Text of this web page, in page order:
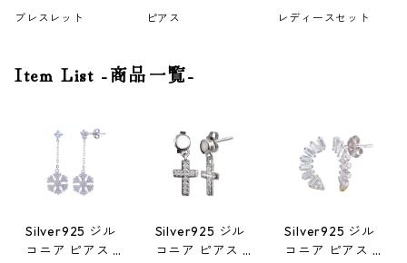
ブレスレット ピアス レディースセット
Item List -商品一覧-
Silver925 ジル
コニア ピアス 2
Silver925 ジル
コニア ピアス 1
Silver925 ジル
コニア ピアス 1